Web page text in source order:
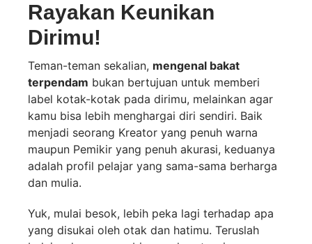
Rayakan Keunikan
Dirimu!
Teman-teman sekalian, mengenal bakat
terpendam bukan bertujuan untuk memberi
label kotak-kotak pada dirimu, melainkan agar
kamu bisa lebih menghargai diri sendiri. Baik
menjadi seorang Kreator yang penuh warna
maupun Pemikir yang penuh akurasi, keduanya
adalah profil pelajar yang sama-sama berharga
dan mulia.
Yuk, mulai besok, lebih peka lagi terhadap apa
yang disukai oleh otak dan hatimu. Teruslah